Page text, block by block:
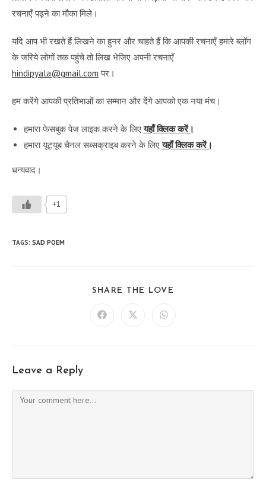
रचनाएँ पढ़ने का मौका मिले।
यदि आप भी रखते हैं लिखने का हुनर और चाहते हैं कि आपकी रचनाएँ हमारे ब्लॉग
के जरिये लोगों तक पहुंचे तो लिख भेजिए अपनी रचनाएँ
hindipyala@gmail.com पर।
हम करेंगे आपकी प्रतिभाओं का सम्मान और देंगे आपको एक नया मंच।
हमारा फेसबुक पेज लाइक करने के लिएयहाँ क्लिक करें।
हमारा यूट्यूब चैनल सब्सक्राइब करने के लिएयहाँ क्लिक करें।
धन्यवाद।
+1
TAGS: SAD POEM
SHARE THE LOVE
Opens Opens Opens
Leave a Reply
Comment